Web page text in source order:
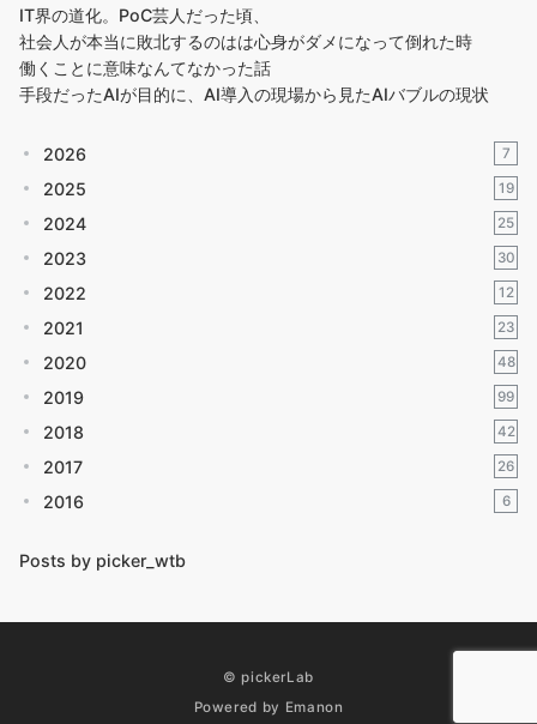
IT界の道化。PoC芸人だった頃、
社会人が本当に敗北するのはは心身がダメになって倒れた時
働くことに意味なんてなかった話
手段だったAIが目的に、AI導入の現場から見たAIバブルの現状
2026 7
2025 19
2024 25
2023 30
2022 12
2021 23
2020 48
2019 99
2018 42
2017 26
2016 6
Posts by picker_wtb
© pickerLab
Powered by Emanon